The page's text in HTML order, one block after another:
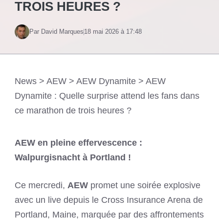
TROIS HEURES ?
Par David Marques 18 mai 2026 à 17:48
News > AEW > AEW Dynamite > AEW
Dynamite : Quelle surprise attend les fans dans
ce marathon de trois heures ?
AEW en pleine effervescence :
Walpurgisnacht à Portland !
Ce mercredi, AEW promet une soirée explosive
avec un live depuis le Cross Insurance Arena de
Portland, Maine, marquée par des affrontements